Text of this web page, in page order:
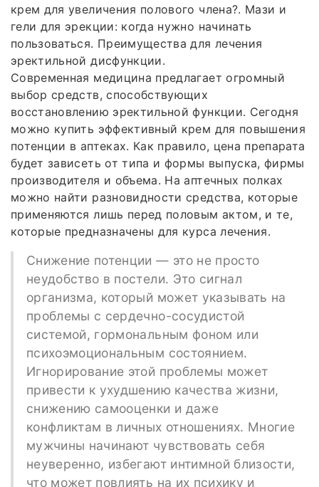
крем для увеличения полового члена?. Мази и
гели для эрекции: когда нужно начинать
пользоваться. Преимущества для лечения
эректильной дисфункции.
Современная медицина предлагает огромный
выбор средств, способствующих
восстановлению эректильной функции. Сегодня
можно купить эффективный крем для повышения
потенции в аптеках. Как правило, цена препарата
будет зависеть от типа и формы выпуска, фирмы
производителя и объема. На аптечных полках
можно найти разновидности средства, которые
применяются лишь перед половым актом, и те,
которые предназначены для курса лечения.
Снижение потенции — это не просто
неудобство в постели. Это сигнал
организма, который может указывать на
проблемы с сердечно-сосудистой
системой, гормональным фоном или
психоэмоциональным состоянием.
Игнорирование этой проблемы может
привести к ухудшению качества жизни,
снижению самооценки и даже
конфликтам в личных отношениях. Многие
мужчины начинают чувствовать себя
неуверенно, избегают интимной близости,
что может повлиять на их психику и